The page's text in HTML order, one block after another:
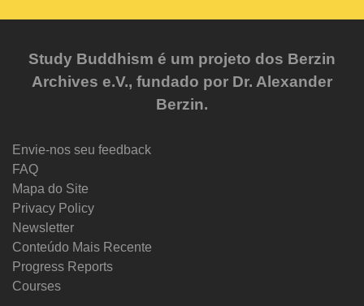
Study Buddhism é um projeto dos Berzin
Archives e.V., fundado por Dr. Alexander
Berzin.
Envie-nos seu feedback
FAQ
Mapa do Site
Privacy Policy
Newsletter
Conteúdo Mais Recente
Progress Reports
Courses